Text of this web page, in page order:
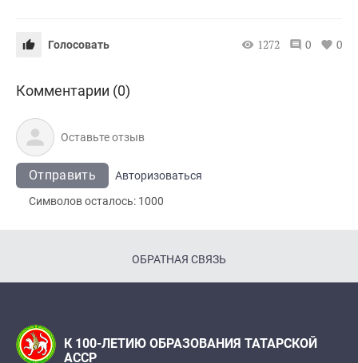
Голосовать 1272 0 0
Комментарии (0)
Отправить
Авторизоваться
Символов осталось: 1000
ОБРАТНАЯ СВЯЗЬ
К 100-ЛЕТИЮ ОБРАЗОВАНИЯ ТАТАРСКОЙ
АССР